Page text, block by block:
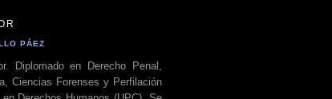
PÁEZ
Diplomado en Derecho Penal,
Ciencias Forenses y Perfilación